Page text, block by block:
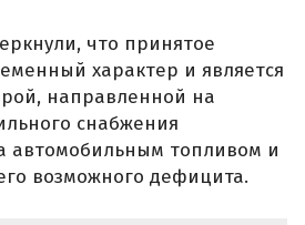
что принятое
характер и является
направленной на
снабжения
автомобильным топливом и
возможного дефицита.